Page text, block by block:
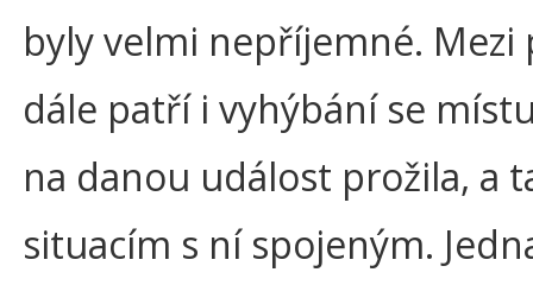
byly velmi nepříjemné. Mezi
dále patří i vyhýbání se
na danou událost prožila, a
situacím s ní spojeným.